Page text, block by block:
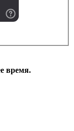
время.